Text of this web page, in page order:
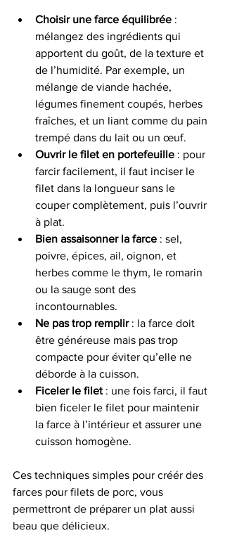
Choisir une farce équilibrée :
mélangez des ingrédients qui
apportent du goût, de la texture et
de l’humidité. Par exemple, un
mélange de viande hachée,
légumes finement coupés, herbes
fraîches, et un liant comme du pain
trempé dans du lait ou un œuf.
Ouvrir le filet en portefeuille : pour
farcir facilement, il faut inciser le
filet dans la longueur sans le
couper complètement, puis l’ouvrir
à plat.
Bien assaisonner la farce : sel,
poivre, épices, ail, oignon, et
herbes comme le thym, le romarin
ou la sauge sont des
incontournables.
Ne pas trop remplir : la farce doit
être généreuse mais pas trop
compacte pour éviter qu’elle ne
déborde à la cuisson.
Ficeler le filet : une fois farci, il faut
bien ficeler le filet pour maintenir
la farce à l’intérieur et assurer une
cuisson homogène.
Ces techniques simples pour créér des
farces pour filets de porc, vous
permettront de préparer un plat aussi
beau que délicieux.